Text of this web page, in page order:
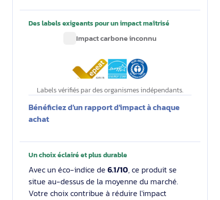
Des labels exigeants pour un impact maîtrisé
Impact carbone inconnu
Labels vérifiés par des organismes indépendants.
Bénéficiez d'un rapport d'impact à chaque
achat
Un choix éclairé et plus durable
Avec un éco-indice de 6.1/10, ce produit se
situe au-dessus de la moyenne du marché.
Votre choix contribue à réduire l'impact